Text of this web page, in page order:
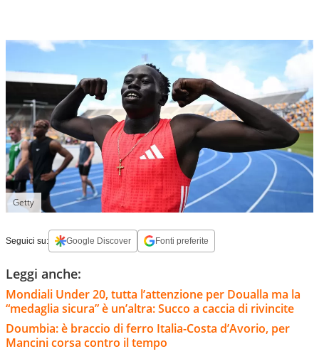
Getty
Seguici su: Google Discover Fonti preferite
Leggi anche:
Mondiali Under 20, tutta l’attenzione per Doualla ma la
“medaglia sicura” è un’altra: Succo a caccia di rivincite
Doumbia: è braccio di ferro Italia-Costa d’Avorio, per
Mancini corsa contro il tempo